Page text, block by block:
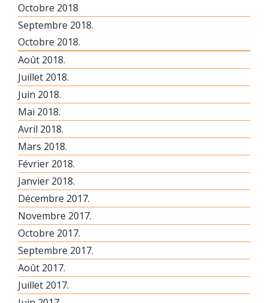
Octobre 2018
Septembre 2018.
Octobre 2018.
Août 2018.
Juillet 2018.
Juin 2018.
Mai 2018.
Avril 2018.
Mars 2018.
Février 2018.
Janvier 2018.
Décembre 2017.
Novembre 2017.
Octobre 2017.
Septembre 2017.
Août 2017.
Juillet 2017.